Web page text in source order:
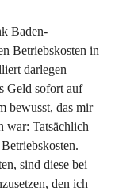
Baden-
Betriebskosten in
darlegen
Geld sofort auf
bewusst, das mir
war: Tatsächlich
sind diese bei
den ich